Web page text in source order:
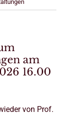
am
16.00
von Prof.